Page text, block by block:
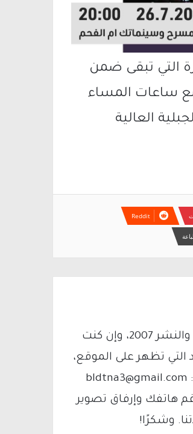
التي تبقى ضمن
مع ساعات المساء
العالية
يتم الاستخدام المواد وفقًا للمادة 27 أ من قانون حقوق التأليف والنشر 2007، وإن كنت
التي تظهر على الموقع،
فيمكنك التواصل معنا عبر البريد الإلكتروني على العنوان التالي: bldtna3@gmail.com
هاتفك وإرفاق تصوير
وشكرًا!